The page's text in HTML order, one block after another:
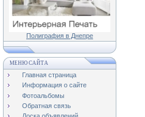
Полиграфия в Днепре
МЕНЮ САЙТА
Главная страница
Информация о сайте
Фотоальбомы
Обратная связь